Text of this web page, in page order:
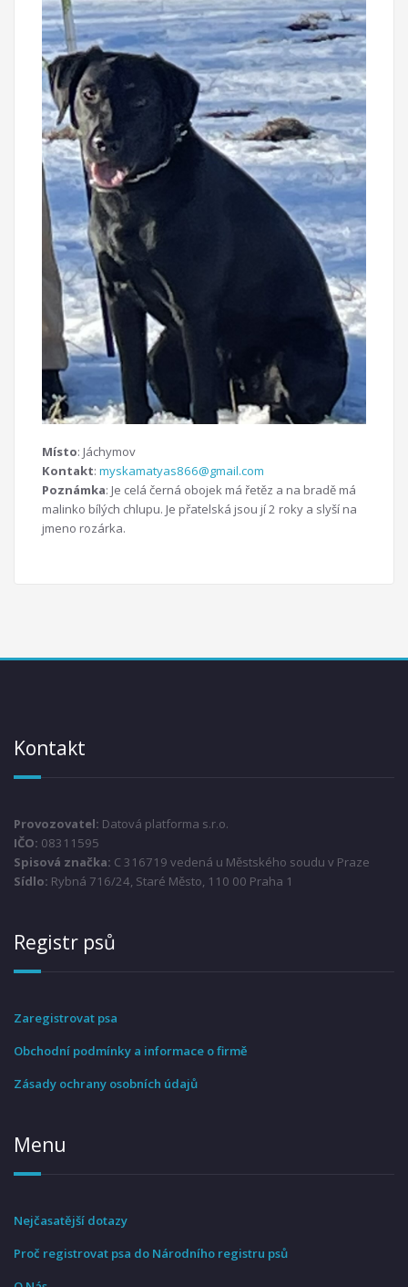
Místo: Jáchymov
Kontakt: myskamatyas866@gmail.com
Poznámka: Je celá černá obojek má řetěz a na bradě má
malinko bílých chlupu. Je přatelská jsou jí 2 roky a slyší na
jmeno rozárka.
Kontakt
Provozovatel: Datová platforma s.r.o.
IČO: 08311595
Spisová značka: C 316719 vedená u Městského soudu v Praze
Sídlo: Rybná 716/24, Staré Město, 110 00 Praha 1
Registr psů
Zaregistrovat psa
Obchodní podmínky a informace o firmě
Zásady ochrany osobních údajů
Menu
Nejčasatější dotazy
Proč registrovat psa do Národního registru psů